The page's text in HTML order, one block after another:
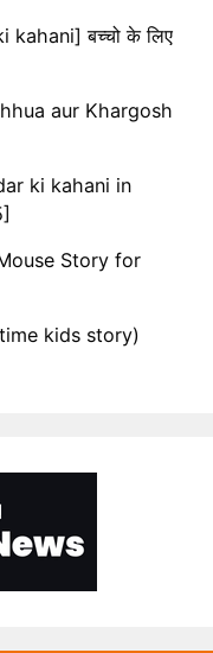
kahani] बच्चो के लिए
aur Khargosh
ki kahani in
Story for
kids story)